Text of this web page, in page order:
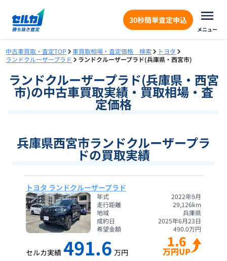
30秒簡単査定申込
メニュー
中古車買取・査定TOP 車買取相場・査定価格 検索
トヨタ
ランドクルーザープラド
ランドクルーザープラド(兵庫県・西宮市)
ランドクルーザープラド(兵庫県 ・ 西宮
市)の中古車買取実績・買取相場・査
定価格
兵庫県西宮市ランドクルーザープラ
ドの買取実績
トヨタ ランドクルーザープラド
年式
2022年9月
走行距離
29,126km
地域
兵庫県
成約日
2025年6月23日
希望金額
490.0万円
セルカ実績 491.6 万円
1.6
万円UP